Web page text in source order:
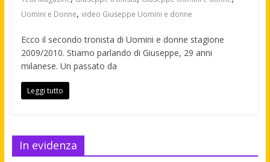
Uomini e Donne, video Giuseppe Uomini e donne
Ecco il secondo tronista di Uomini e donne stagione
2009/2010. Stiamo parlando di Giuseppe, 29 anni
milanese. Un passato da
Leggi tutto
In evidenza